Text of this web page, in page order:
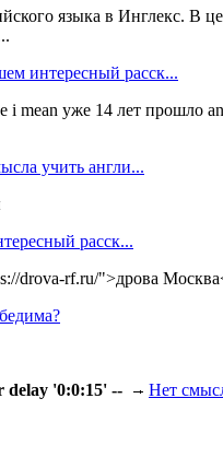
языка в Инглекс. В
интересный расск...
i mean уже 14 лет прошло
учить англи...
расск...
drova-rf.ru/">дрова
delay '0:0:15' --
Нет